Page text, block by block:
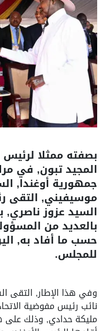
بصفته ممثلا
المجيد تبون, في
جمهورية أوغندا,
موسيفيني, التقى
السيد عزوز ناصري,
بالعديد من
حسب ما أفاد به,
للمجلس.
وفي هذا الإطار, التقى
نائب رئيس مفوضية
مليكة حدادي, وذلك